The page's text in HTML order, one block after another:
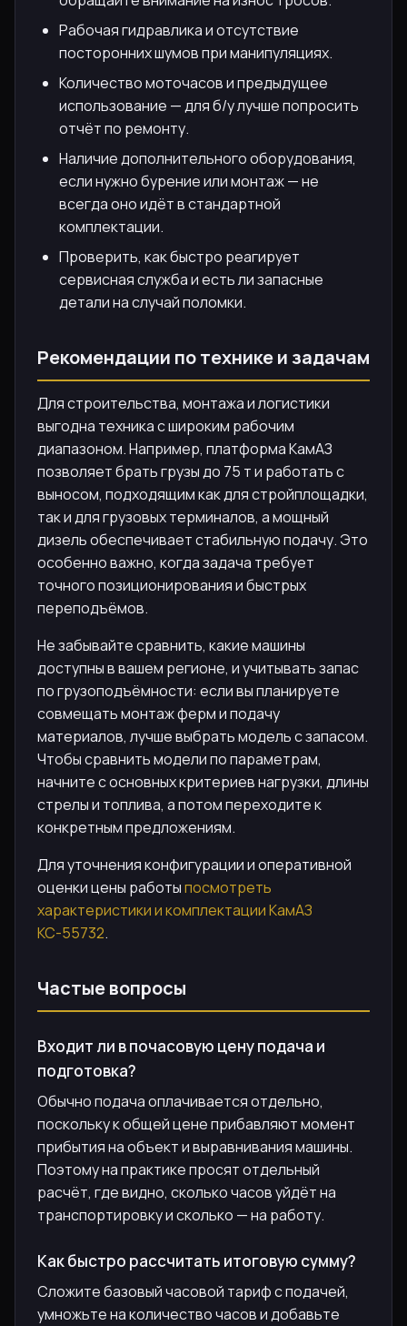
Рабочая гидравлика и отсутствие
посторонних шумов при манипуляциях.
Количество моточасов и предыдущее
использование — для б/у лучше попросить
отчёт по ремонту.
Наличие дополнительного оборудования,
если нужно бурение или монтаж — не
всегда оно идёт в стандартной
комплектации.
Проверить, как быстро реагирует
сервисная служба и есть ли запасные
детали на случай поломки.
Рекомендации по технике и задачам
Для строительства, монтажа и логистики
выгодна техника с широким рабочим
диапазоном. Например, платформа КамАЗ
позволяет брать грузы до 75 т и работать с
выносом, подходящим как для стройплощадки,
так и для грузовых терминалов, а мощный
дизель обеспечивает стабильную подачу. Это
особенно важно, когда задача требует
точного позиционирования и быстрых
переподъёмов.
Не забывайте сравнить, какие машины
доступны в вашем регионе, и учитывать запас
по грузоподъёмности: если вы планируете
совмещать монтаж ферм и подачу
материалов, лучше выбрать модель с запасом.
Чтобы сравнить модели по параметрам,
начните с основных критериев нагрузки, длины
стрелы и топлива, а потом переходите к
конкретным предложениям.
Для уточнения конфигурации и оперативной
оценки цены работыпосмотреть
характеристики и комплектации КамАЗ
КС-55732.
Частые вопросы
Входит ли в почасовую цену подача и
подготовка?
Обычно подача оплачивается отдельно,
поскольку к общей цене прибавляют момент
прибытия на объект и выравнивания машины.
Поэтому на практике просят отдельный
расчёт, где видно, сколько часов уйдёт на
транспортировку и сколько — на работу.
Как быстро рассчитать итоговую сумму?
Сложите базовый часовой тариф с подачей,
умножьте на количество часов и добавьте